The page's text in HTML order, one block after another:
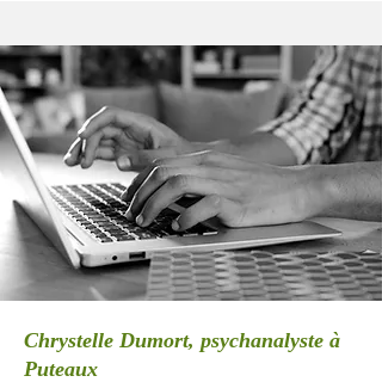
Chrystelle Dumort, psychanalyste à
Puteaux